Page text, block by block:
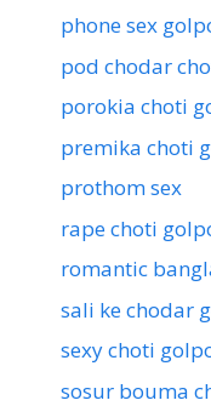
phone sex
pod chodar
porokia choti
premika choti
prothom sex
rape choti
romantic
sali ke chodar
sexy choti
sosur bouma